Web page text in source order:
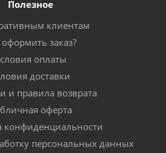
Полезное
клиентам
оформить заказ?
оплаты
доставки
и правила возврата
оферта
конфиденциальности
персональных данных